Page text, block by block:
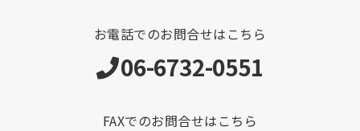
お電話でのお問合せはこちら
06-6732-0551
FAXでのお問合せはこちら